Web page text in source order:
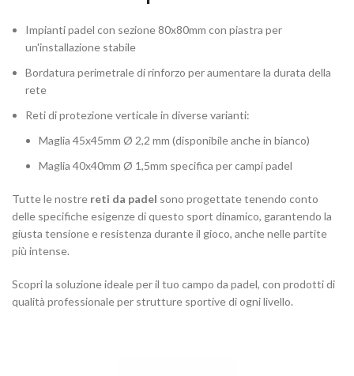
Impianti padel con sezione 80x80mm con piastra per
un'installazione stabile
Bordatura perimetrale di rinforzo per aumentare la durata della
rete
Reti di protezione verticale in diverse varianti:
Maglia 45x45mm Ø 2,2 mm (disponibile anche in bianco)
Maglia 40x40mm Ø 1,5mm specifica per campi padel
Tutte le nostre reti da padel sono progettate tenendo conto
delle specifiche esigenze di questo sport dinamico, garantendo la
giusta tensione e resistenza durante il gioco, anche nelle partite
più intense.
Scopri la soluzione ideale per il tuo campo da padel, con prodotti di
qualità professionale per strutture sportive di ogni livello.